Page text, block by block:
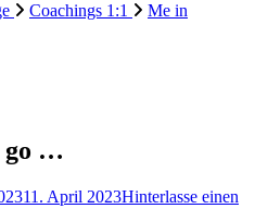
Coachings 1:1
Me in
go …
11. April 2023Hinterlasse einen